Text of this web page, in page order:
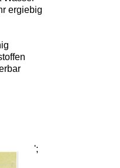
ergiebig
';